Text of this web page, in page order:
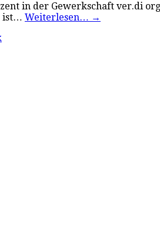
in der Gewerkschaft ver.di
ist… Weiterlesen… →